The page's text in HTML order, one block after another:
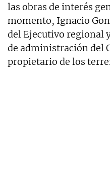
las obras de interés
momento, Ignacio
del Ejecutivo regional
de administración del
propietario de los